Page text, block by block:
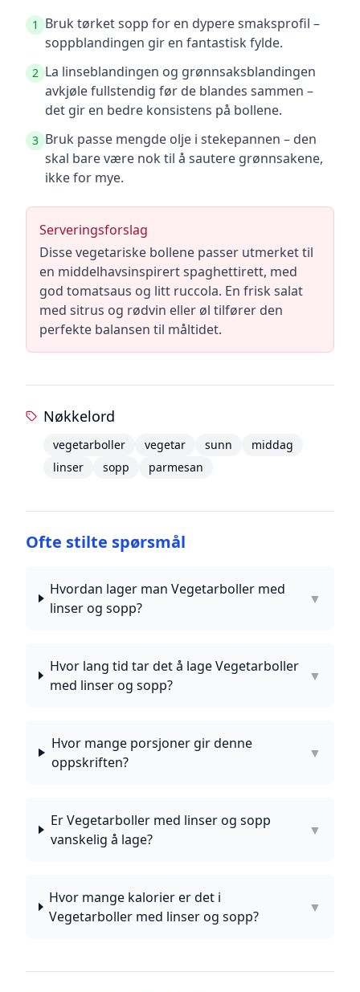
1
Bruk tørket sopp for en dypere smaksprofil –
soppblandingen gir en fantastisk fylde.
2 La linseblandingen og grønnsaksblandingen
avkjøle fullstendig før de blandes sammen –
det gir en bedre konsistens på bollene.
3 Bruk passe mengde olje i stekepannen – den
skal bare være nok til å sautere grønnsakene,
ikke for mye.
Serveringsforslag
Disse vegetariske bollene passer utmerket til
en middelhavsinspirert spaghettirett, med
god tomatsaus og litt ruccola. En frisk salat
med sitrus og rødvin eller øl tilfører den
perfekte balansen til måltidet.
Nøkkelord
vegetarboller vegetar sunn
middag
linser
sopp parmesan
Ofte stilte spørsmål
Hvordan lager man Vegetarboller med
linser og sopp?
▼
Hvor lang tid tar det å lage Vegetarboller
med linser og sopp?
▼
Hvor mange porsjoner gir denne
oppskriften?
▼
Er Vegetarboller med linser og sopp
vanskelig å lage?
▼
Hvor mange kalorier er det i
Vegetarboller med linser og sopp?
▼